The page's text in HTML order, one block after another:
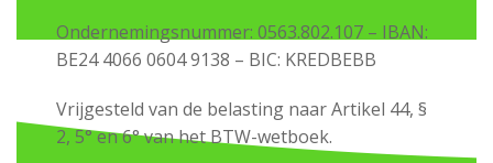
Ondernemingsnummer: 0563.802.107 – IBAN:
BE24 4066 0604 9138 – BIC: KREDBEBB
Vrijgesteld van de belasting naar Artikel 44, §
2, 5° en 6° van het BTW-wetboek.